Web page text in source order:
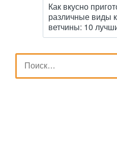
Как вкусно
различные виды
ветчины: 10